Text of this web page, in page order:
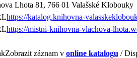
Lhota 81, 766 01 Valašské Klobouky
https://katalog.knihovna-
https://mistni-knihovna-vlachova-
Zobrazit záznam v online katalogu /